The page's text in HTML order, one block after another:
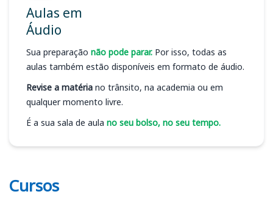
Aulas em
Áudio
Sua preparação não pode parar. Por isso, todas as
aulas também estão disponíveis em formato de áudio.
Revise a matéria no trânsito, na academia ou em
qualquer momento livre.
É a sua sala de aula no seu bolso, no seu tempo.
Cursos